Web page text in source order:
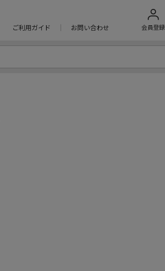
ご利用ガイド お問い合わせ 会員登録